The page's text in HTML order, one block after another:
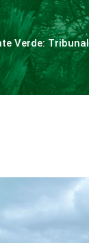
Verde: